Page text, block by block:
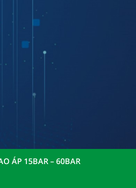
ÁP 15BAR – 60BAR